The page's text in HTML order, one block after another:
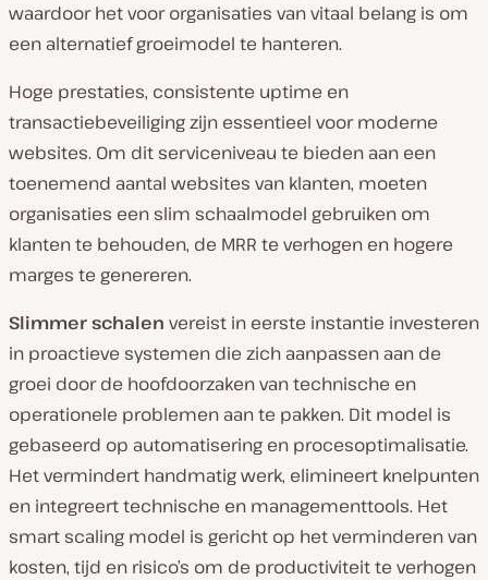
waardoor het voor organisaties van vitaal belang is om
een alternatief groeimodel te hanteren.
Hoge prestaties, consistente uptime en
transactiebeveiliging zijn essentieel voor moderne
websites. Om dit serviceniveau te bieden aan een
toenemend aantal websites van klanten, moeten
organisaties een slim schaalmodel gebruiken om
klanten te behouden, de MRR te verhogen en hogere
marges te genereren.
Slimmer schalen vereist in eerste instantie investeren
in proactieve systemen die zich aanpassen aan de
groei door de hoofdoorzaken van technische en
operationele problemen aan te pakken. Dit model is
gebaseerd op automatisering en procesoptimalisatie.
Het vermindert handmatig werk, elimineert knelpunten
en integreert technische en managementtools. Het
smart scaling model is gericht op het verminderen van
kosten, tijd en risico’s om de productiviteit te verhogen